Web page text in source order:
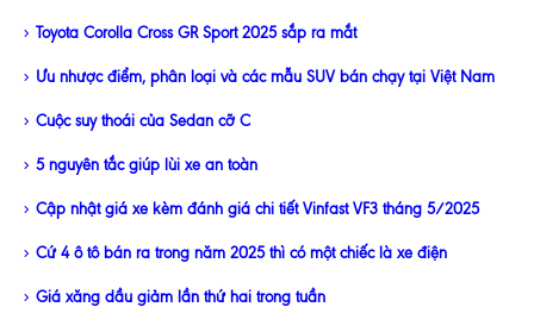
Toyota Corolla Cross GR Sport 2025 sắp ra mắt
Ưu nhược điểm, phân loại và các mẫu SUV bán chạy tại Việt Nam
Cuộc suy thoái của Sedan cỡ C
5 nguyên tắc giúp lùi xe an toàn
Cập nhật giá xe kèm đánh giá chi tiết Vinfast VF3 tháng 5/2025
Cứ 4 ô tô bán ra trong năm 2025 thì có một chiếc là xe điện
Giá xăng dầu giảm lần thứ hai trong tuần